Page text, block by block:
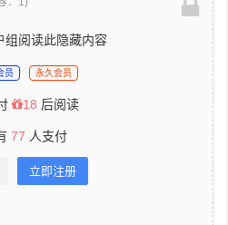
组阅读此隐藏内容
员 永久会员
18 后阅读
77 人支付
立即注册